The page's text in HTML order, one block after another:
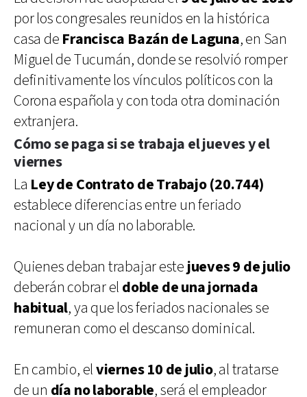
por los congresales reunidos en la histórica
casa de Francisca Bazán de Laguna, en San
Miguel de Tucumán, donde se resolvió romper
definitivamente los vínculos políticos con la
Corona española y con toda otra dominación
extranjera.
Cómo se paga si se trabaja el jueves y el
viernes
La Ley de Contrato de Trabajo (20.744)
establece diferencias entre un feriado
nacional y un día no laborable.
Quienes deban trabajar este jueves 9 de julio
deberán cobrar el doble de una jornada
habitual, ya que los feriados nacionales se
remuneran como el descanso dominical.
En cambio, elviernes 10 de julio, al tratarse
de un día no laborable, será el empleador